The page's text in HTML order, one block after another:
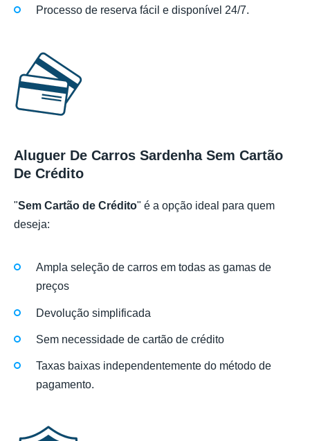
Processo de reserva fácil e disponível 24/7.
Aluguer De Carros Sardenha Sem Cartão
De Crédito
"Sem Cartão de Crédito" é a opção ideal para quem
deseja:
Ampla seleção de carros em todas as gamas de
preços
Devolução simplificada
Sem necessidade de cartão de crédito
Taxas baixas independentemente do método de
pagamento.